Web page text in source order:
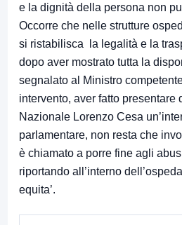
e la dignità della persona non
Occorre che nelle strutture
si ristabilisca la legalità e la
dopo aver mostrato tutta la
segnalato al Ministro
intervento, aver fatto presentare
Nazionale Lorenzo Cesa
parlamentare, non resta che
è chiamato a porre fine agli
riportando all’interno
equita’.